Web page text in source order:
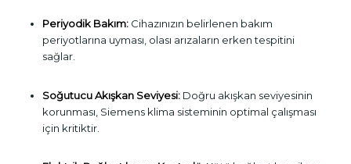
Periyodik Bakım:Cihazınızın belirlenen bakım
periyotlarına uyması, olası arızaların erken tespitini
sağlar.
Soğutucu Akışkan Seviyesi:Doğru akışkan seviyesinin
korunması, Siemens klima sisteminin optimal çalışması
için kritiktir.